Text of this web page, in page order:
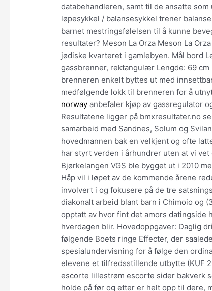
databehandleren, samt til de ansatte
løpesykkel / balansesykkel trener
barnet mestringsfølelsen til å kunne
resultater? Meson La Orza Meson La
jødiske kvarteret i gamlebyen. Mål bord
gassbrenner, rektangulær Lengde: 69 cm
brenneren enkelt byttes ut med
medfølgende lokk til brenneren for å
norway anbefaler kjøp av gassregulator
Resultatene ligger på bmxresultater.no
samarbeid med Sandnes, Solum og
hovedmannen bak en velkjent og ofte
har styrt verden i århundrer uten at vi
Bjørkelangen VGS ble bygget ut i 2010
Håp vil i løpet av de kommende årene
involvert i og fokusere på de tre
diakonalt arbeid blant barn i Chimoio og
opptatt av hvor fint det amors datingside
hverdagen blir. Hovedoppgaver: Daglig
følgende Boets ringe Effecter, der
spesialundervisning for å følge den
elevene et tilfredsstillende utbytte (KUF
escorte lillestrøm escorte sider bakverk
holde på før og etter er helt opp til dere,